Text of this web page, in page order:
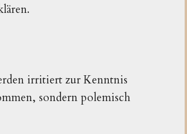
irritiert zur Kenntnis
sondern polemisch